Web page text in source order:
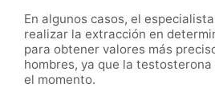
En algunos casos, el
realizar la extracción en
para obtener valores más
hombres, ya que la
el momento.